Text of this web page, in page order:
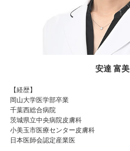
安達 富美
【経歴】
岡山大学医学部卒業
千葉西総合病院
茨城県立中央病院皮膚科
小美玉市医療センター皮膚科
日本医師会認定産業医